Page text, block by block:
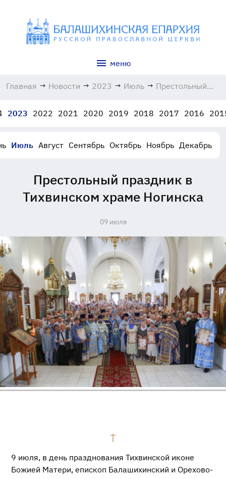
меню
Главная → Новости → 2023 → Июль → Престольный
храме Ногинска
2023 2022 2021 2020 2019 2018 2017 2016
Июль Август Сентябрь Октябрь Ноябрь Декабрь
Престольный праздник в
Тихвинском храме Ногинска
09 июля
9 июля, в день празднования Тихвинской иконе
Божией Матери, епископ Балашихинский и Орехово-